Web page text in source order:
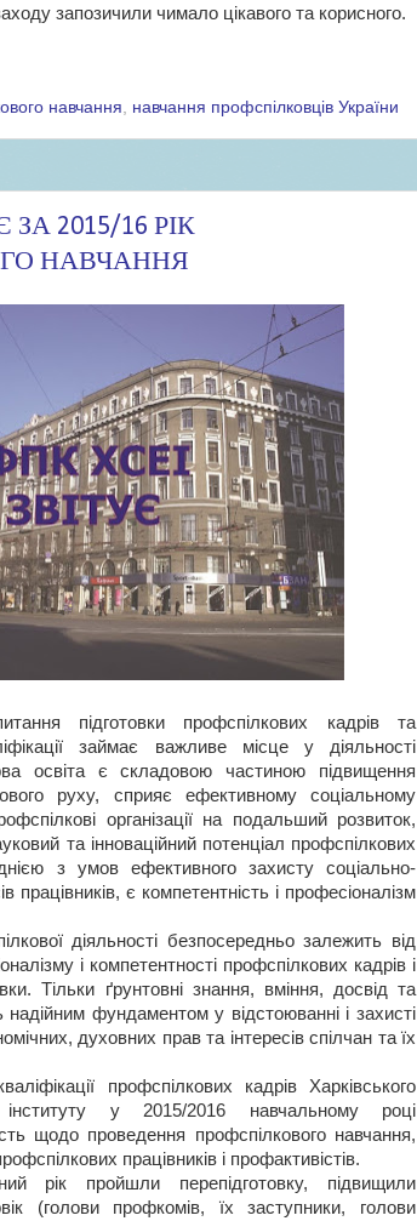
запозичили чимало цікавого та корисного.
навчання, навчання профспілковців України
2015/16 РІК
НАВЧАННЯ
підготовки профспілкових кадрів та
займає важливе місце у діяльності
освіта є складовою частиною підвищення
руху, сприяє ефективному соціальному
організації на подальший розвиток,
та інноваційний потенціал профспілкових
з умов ефективного захисту соціально-
працівників, є компетентність і професіоналізм
діяльності безпосередньо залежить від
і компетентності профспілкових кадрів і
Тільки ґрунтовні знання, вміння, досвід та
надійним фундаментом у відстоюванні і захисті
духовних прав та інтересів спілчан та їх
профспілкових кадрів Харківського
інституту у 2015/2016 навчальному році
щодо проведення профспілкового навчання,
працівників і профактивістів.
рік пройшли перепідготовку, підвищили
(голови профкомів, їх заступники, голови